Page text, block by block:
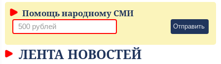
Помощь народному СМИ
Отправить
ЛЕНТА НОВОСТЕЙ